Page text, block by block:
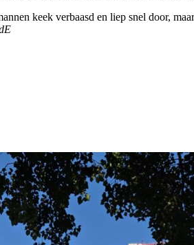
keek verbaasd en liep snel door,